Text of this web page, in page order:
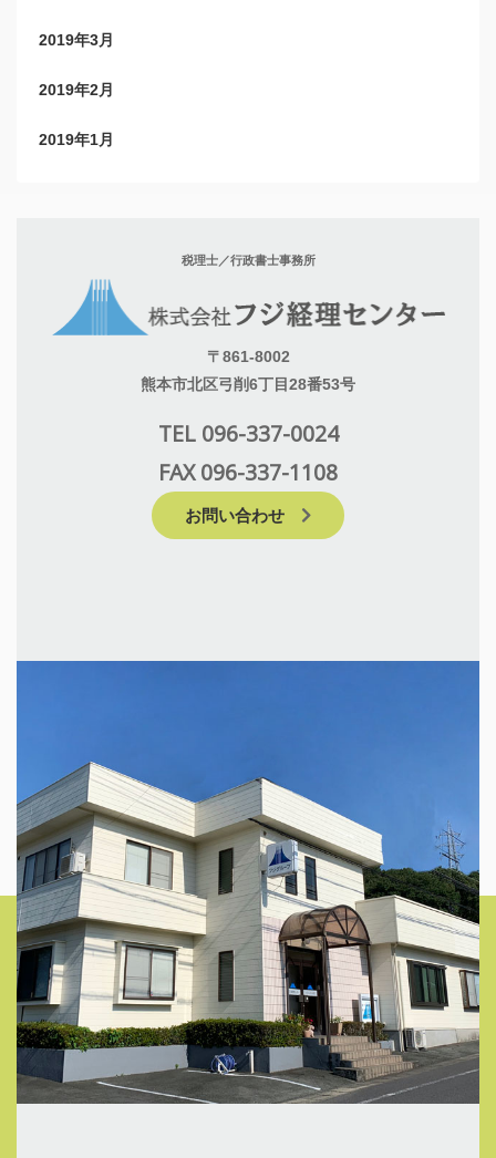
2019年3月
2019年2月
2019年1月
税理士／行政書士事務所
〒861-8002
熊本市北区弓削6丁目28番53号
TEL 096-337-0024
FAX 096-337-1108
お問い合わせ